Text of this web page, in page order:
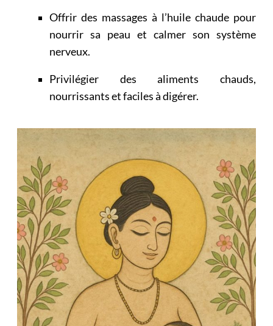
Offrir des massages à l’huile chaude pour
nourrir sa peau et calmer son système
nerveux.
Privilégier des aliments chauds,
nourrissants et faciles à digérer.